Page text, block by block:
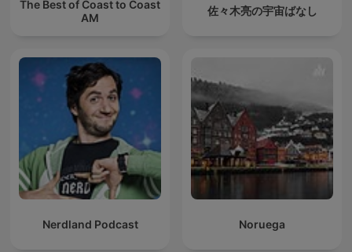
The Best of Coast to Coast
AM
佐々木亮の宇宙ばなし
Nerdland Podcast Noruega